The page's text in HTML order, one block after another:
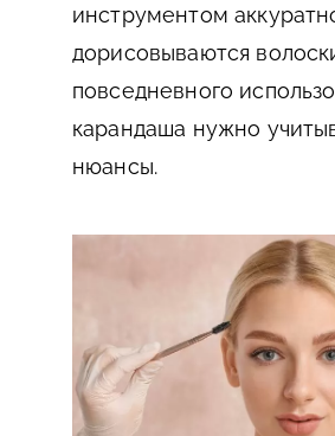
инструментом
дорисовываются
повседневного
карандаша нужно
нюансы.